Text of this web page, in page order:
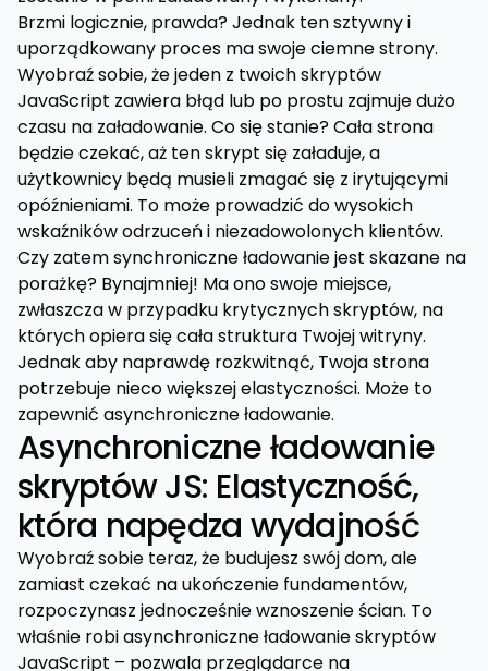
Brzmi logicznie, prawda? Jednak ten sztywny i
uporządkowany proces ma swoje ciemne strony.
Wyobraź sobie, że jeden z twoich skryptów
JavaScript zawiera błąd lub po prostu zajmuje dużo
czasu na załadowanie. Co się stanie? Cała strona
będzie czekać, aż ten skrypt się załaduje, a
użytkownicy będą musieli zmagać się z irytującymi
opóźnieniami. To może prowadzić do wysokich
wskaźników odrzuceń i niezadowolonych klientów.
Czy zatem synchroniczne ładowanie jest skazane na
porażkę? Bynajmniej! Ma ono swoje miejsce,
zwłaszcza w przypadku krytycznych skryptów, na
których opiera się cała struktura Twojej witryny.
Jednak aby naprawdę rozkwitnąć, Twoja strona
potrzebuje nieco większej elastyczności. Może to
zapewnić asynchroniczne ładowanie.
Asynchroniczne ładowanie
skryptów JS: Elastyczność,
która napędza wydajność
Wyobraź sobie teraz, że budujesz swój dom, ale
zamiast czekać na ukończenie fundamentów,
rozpoczynasz jednocześnie wznoszenie ścian. To
właśnie robi asynchroniczne ładowanie skryptów
JavaScript – pozwala przeglądarce na